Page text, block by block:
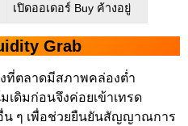
เปิดออเดอร์ Buy ค้างอยู่
Grab
ที่ตลาดมีสภาพคล่องต่ำ
ดิมก่อนจึงค่อยเข้าเทรด
น ๆ เพื่อช่วยยืนยันสัญญาณการ